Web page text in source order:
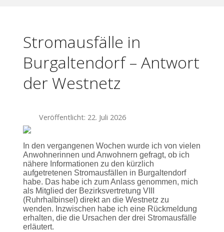
Stromausfälle in
Burgaltendorf – Antwort
der Westnetz
Veröffentlicht: 22. Juli 2026
In den vergangenen Wochen wurde ich von vielen
Anwohnerinnen und Anwohnern gefragt, ob ich
nähere Informationen zu den kürzlich
aufgetretenen Stromausfällen in Burgaltendorf
habe. Das habe ich zum Anlass genommen, mich
als Mitglied der Bezirksvertretung VIII
(Ruhrhalbinsel) direkt an die Westnetz zu
wenden. Inzwischen habe ich eine Rückmeldung
erhalten, die die Ursachen der drei Stromausfälle
erläutert.